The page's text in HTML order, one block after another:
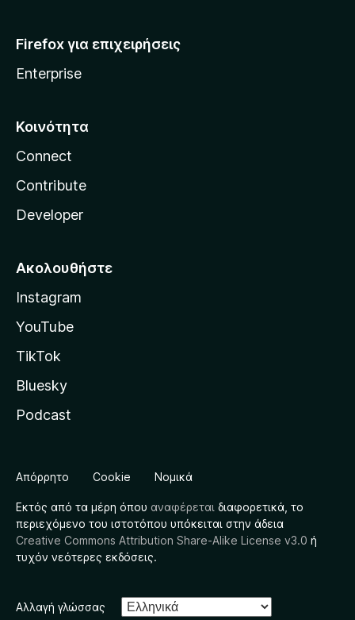
Firefox για επιχειρήσεις
Enterprise
Κοινότητα
Connect
Contribute
Developer
Ακολουθήστε
Instagram
YouTube
TikTok
Bluesky
Podcast
Απόρρητο Cookie Νομικά
Εκτός από τα μέρη όπου αναφέρεται διαφορετικά, το
περιεχόμενο του ιστοτόπου υπόκειται στην άδεια
Creative Commons Attribution Share-Alike License v3.0 ή
τυχόν νεότερες εκδόσεις.
Αλλαγή γλώσσας